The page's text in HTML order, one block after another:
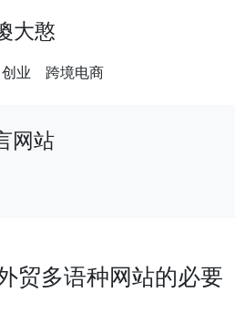
大憨
创业 跨境电商
网站
贸多语种网站的必要